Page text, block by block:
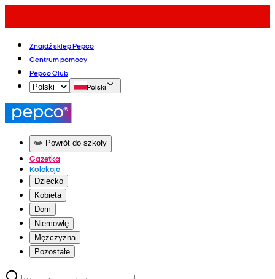
Znajdź sklep Pepco
Centrum pomocy
Pepco Club
Polski
✏️ Powrót do szkoły
Gazetka
Kolekcje
Dziecko
Kobieta
Dom
Niemowlę
Mężczyzna
Pozostałe